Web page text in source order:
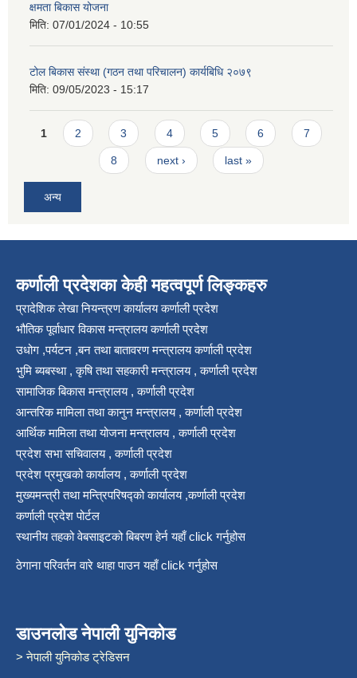
क्षमता बिकास योजना
मिति: 07/01/2024 - 10:55
टोल बिकास संस्था (गठन तथा परिचालन) कार्यबिधि २०७९
मिति: 09/05/2023 - 15:17
Pages
1 2 3 4 5 6 7
8 next › last »
अन्य
कर्णाली प्रदेशका केही महत्वपूर्ण लिङ्कहरु
प्रादेशिक लेखा नियन्त्रण कार्यालय कर्णाली प्रदेश
भौतिक पूर्वाधार विकास मन्त्रालय कर्णाली प्रदेश
उधोग ,पर्यटन ,बन तथा बातावरण मन्त्रालय कर्णाली प्रदेश
भुमि ब्यबस्था , कृषि तथा सहकारी मन्त्रालय , कर्णाली प्रदेश
सामाजिक बिकास मन्त्रालय , कर्णाली प्रदेश
आन्तरिक मामिला तथा कानुन मन्त्रालय , कर्णाली प्रदेश
आर्थिक मामिला तथा योजना मन्त्रालय , कर्णाली प्रदेश
प्रदेश सभा सचिवालय , कर्णाली प्रदेश
प्रदेश प्रमुखको कार्यालय , कर्णाली प्रदेश
मुख्यमन्त्री तथा मन्त्रिपरिषद्को कार्यालय ,कर्णाली प्रदेश
कर्णाली प्रदेश पोर्टल
स्थानीय तहको वेबसाइटको बिबरण हेर्न यहाँ click गर्नुहोस
ठेगाना परिवर्तन वारे थाहा पाउन यहाँ click गर्नुहोस
डाउनलोड नेपाली युनिकोड
> नेपाली युनिकोड ट्रेडिसन